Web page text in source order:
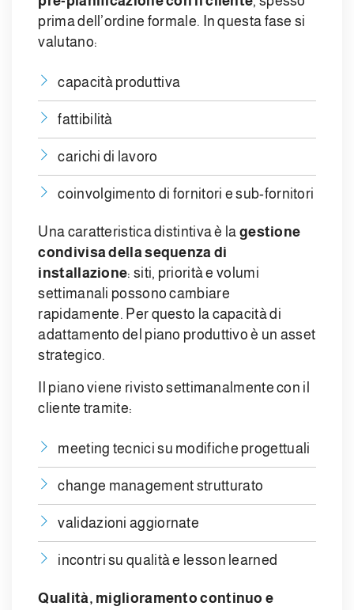
prima dell’ordine formale. In questa fase si
valutano:
capacità produttiva
fattibilità
carichi di lavoro
coinvolgimento di fornitori e sub-fornitori
Una caratteristica distintiva è la gestione
condivisa della sequenza di
installazione: siti, priorità e volumi
settimanali possono cambiare
rapidamente. Per questo la capacità di
adattamento del piano produttivo è un asset
strategico.
Il piano viene rivisto settimanalmente con il
cliente tramite:
meeting tecnici su modifiche progettuali
change management strutturato
validazioni aggiornate
incontri su qualità e lesson learned
Qualità, miglioramento continuo e